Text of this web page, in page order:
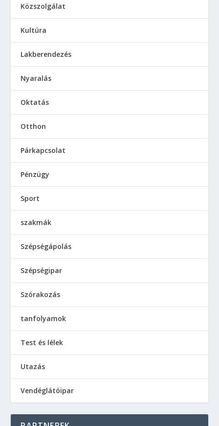
Közszolgálat
Kultúra
Lakberendezés
Nyaralás
Oktatás
Otthon
Párkapcsolat
Pénzügy
Sport
szakmák
Szépségápolás
Szépségipar
Szórakozás
tanfolyamok
Test és lélek
Utazás
Vendéglátóipar